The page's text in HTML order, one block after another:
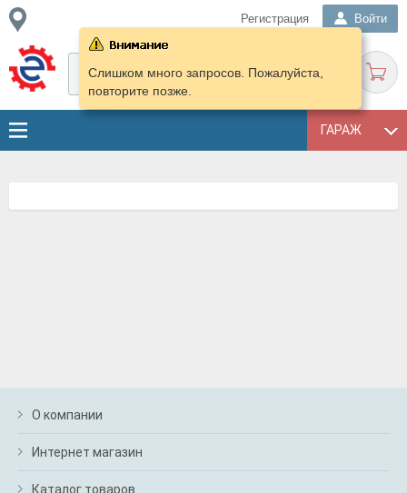
Регистрация Войти
ГАРАЖ
Слишком много запросов. Пожалуйста,
повторите позже.
О компании
Интернет магазин
Каталог товаров